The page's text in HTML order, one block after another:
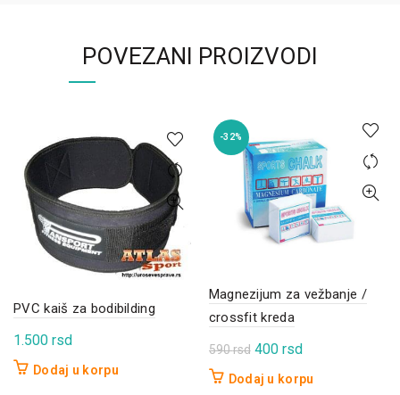
POVEZANI PROIZVODI
PVC kaiš za bodibilding
1.500 rsd
Dodaj u korpu
-32%
Magnezijum za vežbanje /
crossfit kreda
590rsd Originalna
cena
400 rsdTrenutna
Dodaj u korpu